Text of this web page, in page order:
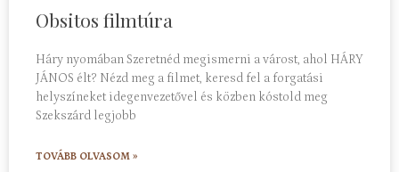
Obsitos filmtúra
Háry nyomában Szeretnéd megismerni a várost, ahol HÁRY
JÁNOS élt? Nézd meg a filmet, keresd fel a forgatási
helyszíneket idegenvezetővel és közben kóstold meg
Szekszárd legjobb
TOVÁBB OLVASOM »